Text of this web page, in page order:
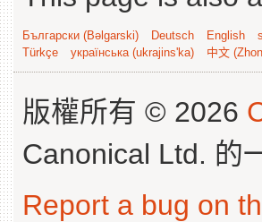
Български (Bəlgarski) Deutsch English
Türkçe
українська (ukrajins'ka) 中文
版權所有 © 2026
Canonical Ltd. 的
Report a bug on